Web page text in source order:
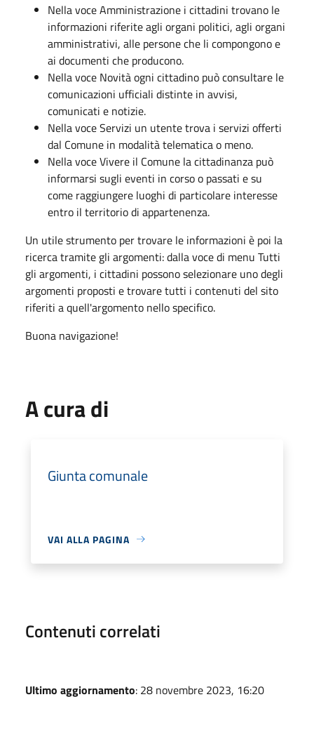
Nella voce Amministrazione i cittadini trovano le
informazioni riferite agli organi politici, agli organi
amministrativi, alle persone che li compongono e
ai documenti che producono.
Nella voce Novità ogni cittadino può consultare le
comunicazioni ufficiali distinte in avvisi,
comunicati e notizie.
Nella voce Servizi un utente trova i servizi offerti
dal Comune in modalità telematica o meno.
Nella voce Vivere il Comune la cittadinanza può
informarsi sugli eventi in corso o passati e su
come raggiungere luoghi di particolare interesse
entro il territorio di appartenenza.
Un utile strumento per trovare le informazioni è poi la
ricerca tramite gli argomenti: dalla voce di menu Tutti
gli argomenti, i cittadini possono selezionare uno degli
argomenti proposti e trovare tutti i contenuti del sito
riferiti a quell'argomento nello specifico.
Buona navigazione!
A cura di
Giunta comunale
VAI ALLA PAGINA
Contenuti correlati
Ultimo aggiornamento: 28 novembre 2023, 16:20